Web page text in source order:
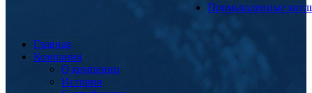
Промышленные
Главная
Компания
О компании
История